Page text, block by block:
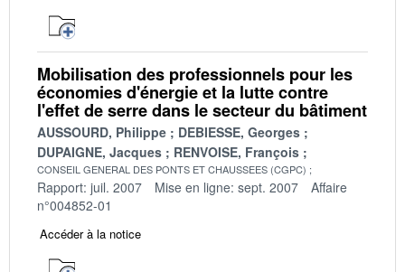
Mobilisation des professionnels pour les
économies d'énergie et la lutte contre
l'effet de serre dans le secteur du bâtiment
AUSSOURD, Philippe
DEBIESSE, Georges
DUPAIGNE, Jacques
RENVOISE, François
CONSEIL GENERAL DES PONTS ET CHAUSSEES (CGPC)
Rapport: juil. 2007 Mise en ligne: sept. 2007
Affaire
n°004852-01
Accéder à la notice